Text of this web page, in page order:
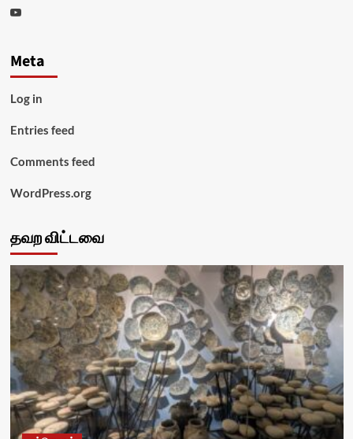
Youtube
Meta
Log in
Entries feed
Comments feed
WordPress.org
தவற விட்டவை